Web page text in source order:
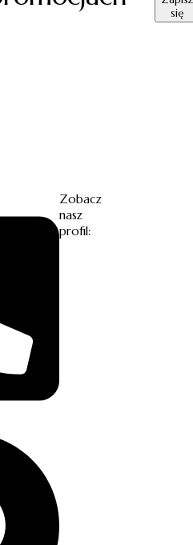
się
Zobacz
nasz
profil: